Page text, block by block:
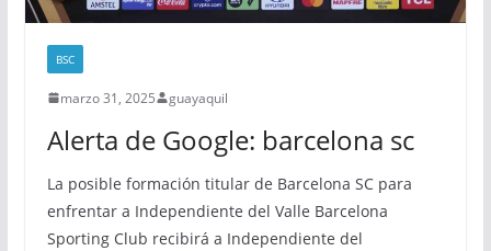
BSC
marzo 31, 2025 guayaquil
Alerta de Google: barcelona sc
La posible formación titular de Barcelona SC para
enfrentar a Independiente del Valle Barcelona
Sporting Club recibirá a Independiente del